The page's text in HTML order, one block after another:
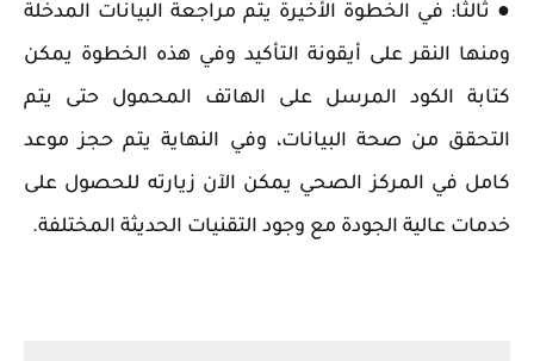
● ثالثًا: في الخطوة الأخيرة يتم مراجعة البيانات المدخلة
ومنها النقر على أيقونة التأكيد وفي هذه الخطوة يمكن
كتابة الكود المرسل على الهاتف المحمول حتى يتم
التحقق من صحة البيانات، وفي النهاية يتم حجز موعد
كامل في المركز الصحي يمكن الآن زيارته للحصول على
خدمات عالية الجودة مع وجود التقنيات الحديثة المختلفة.